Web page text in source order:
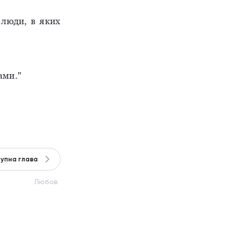
в яких
глава
Любов